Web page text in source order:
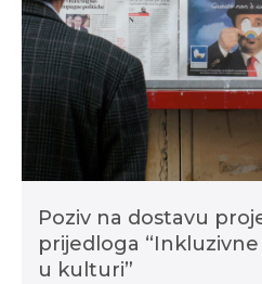
Poziv na dostavu
prijedloga
u kulturi”